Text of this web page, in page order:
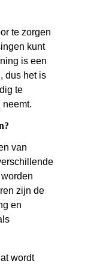
te zorgen
kunt
is een
dus het is
te
van
zijn de
en
wordt